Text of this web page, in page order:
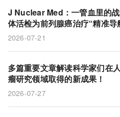
氯化镭-223
预后
生酮饮食
CAR-T细胞
血凝素
J Nuclear Med：一管血里的
体活检为前列腺癌治疗“精准导
2026-07-21
多篇重要文章解读科学家们在
瘤研究领域取得的新成果！
2026-07-27